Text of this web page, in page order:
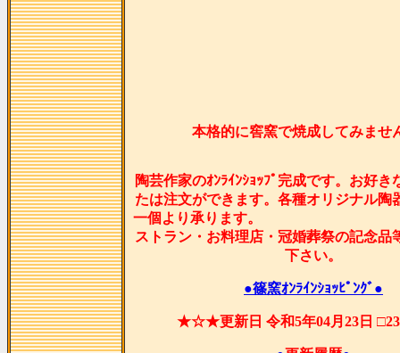
本格的に窖窯で焼成してみませ
陶芸作家のｵﾝﾗｲﾝｼｮｯﾌﾟ完成です。お好き
たは注文ができます。各種オリジナル陶
一個より承りま
ストラン・お料理店・冠婚葬祭の記念品
下さい。
●篠窯ｵﾝﾗｲﾝｼｮｯﾋﾟﾝｸﾞ●
★☆★更新日 令和5年04月23日